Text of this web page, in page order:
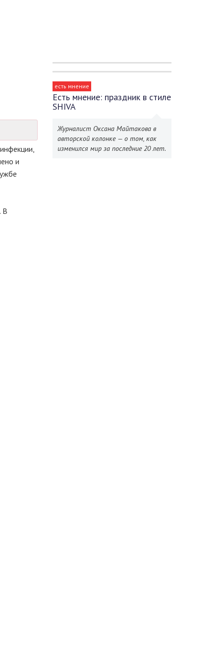
и
В
есть мнение
Есть мнение: праздник в стиле
SHIVA
Журналист Оксана Майтакова в
авторской колонке — о том, как
изменился мир за последние 20 лет.